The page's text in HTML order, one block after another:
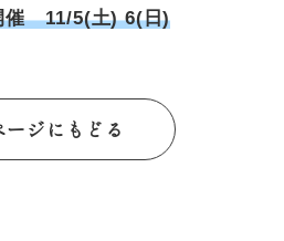
催 11/5(土) 6(日)
ージにもどる